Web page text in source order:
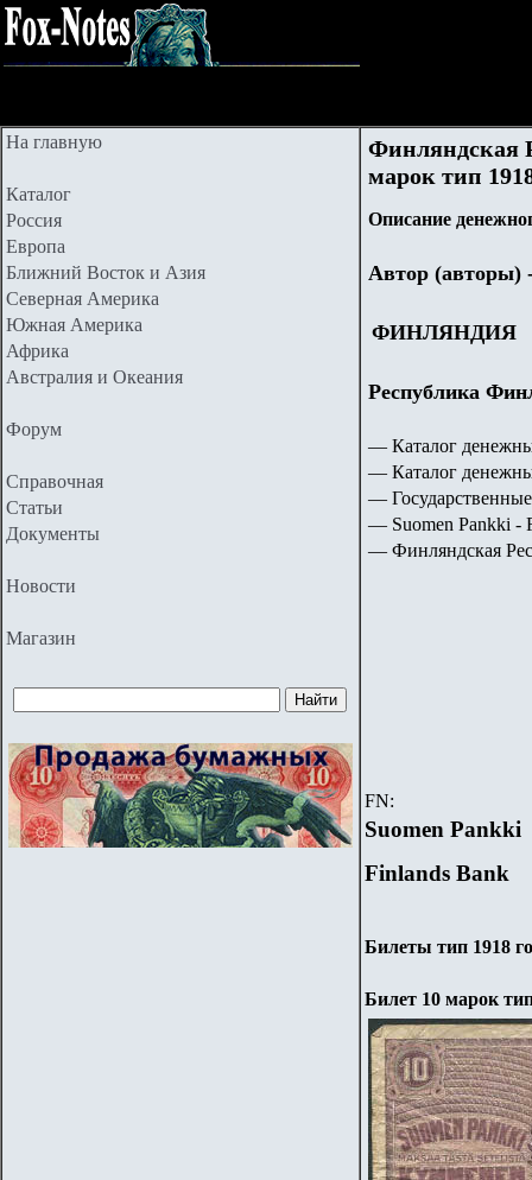
На главную
Каталог
Россия
Европа
Ближний Восток и Азия
Северная Америка
Южная Америка
Африка
Австралия и Океания
Форум
Справочная
Статьи
Документы
Новости
Магазин
Финляндская
марок тип
Описание
Автор (авторы)
ФИНЛЯНДИЯ
Республика
— Каталог
— Каталог
—
— Suomen Pankki -
— Финляндская
FN:
Suomen Pankki
Finlands Bank
Билеты тип 1918
Билет 10 марок